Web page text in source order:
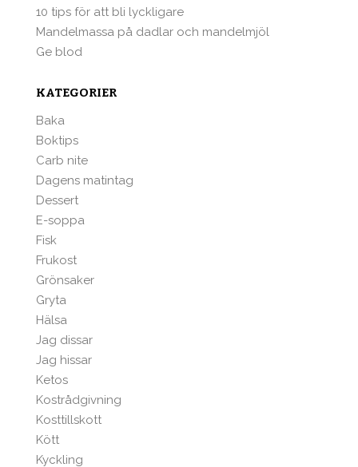
10 tips för att bli lyckligare
Mandelmassa på dadlar och mandelmjöl
Ge blod
KATEGORIER
Baka
Boktips
Carb nite
Dagens matintag
Dessert
E-soppa
Fisk
Frukost
Grönsaker
Gryta
Hälsa
Jag dissar
Jag hissar
Ketos
Kostrådgivning
Kosttillskott
Kött
Kyckling